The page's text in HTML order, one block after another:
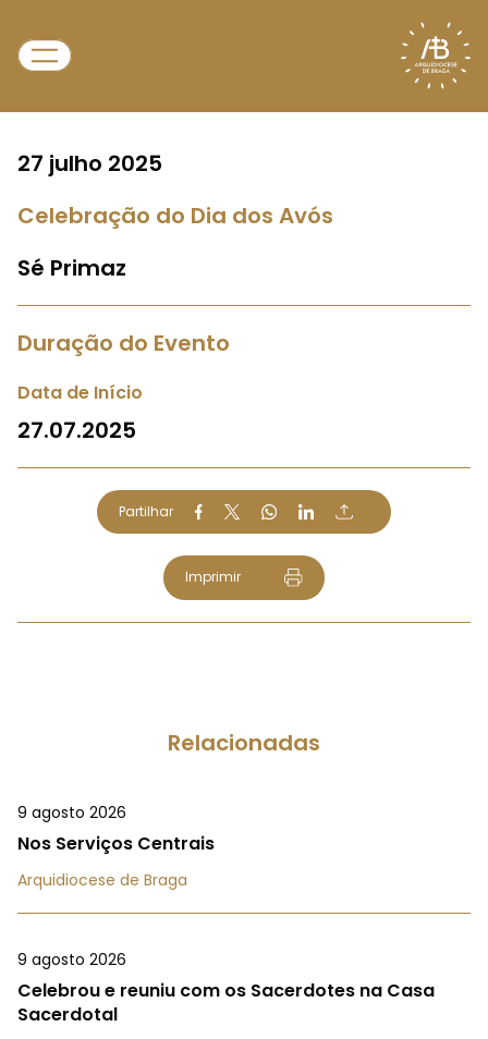
27 julho 2025
Celebração do Dia dos Avós
Sé Primaz
Duração do Evento
Data de Início
27.07.2025
Partilhar
Imprimir
Relacionadas
9 agosto 2026
Nos Serviços Centrais
Arquidiocese de Braga
9 agosto 2026
Celebrou e reuniu com os Sacerdotes na Casa
Sacerdotal